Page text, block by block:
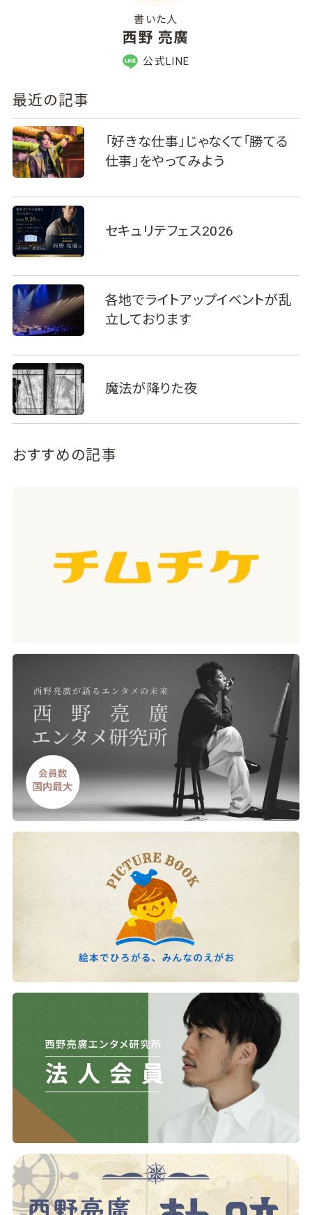
書いた人
西野 亮廣
公式LINE
最近の記事
「好きな仕事」じゃなくて「勝てる
仕事」をやってみよう
セキュリテフェス2026
各地でライトアップイベントが乱
立しております
魔法が降りた夜
おすすめの記事